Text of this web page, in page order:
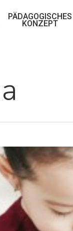
PÄDAGOGISCHES
KONZEPT